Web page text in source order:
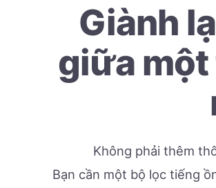
Giành
giữa một
Không phải thêm
Bạn cần một bộ lọc tiếng